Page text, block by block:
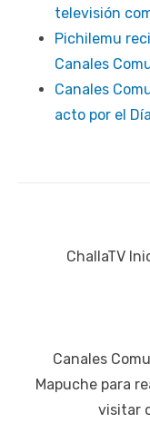
televisión
Pichilemu
Canales
Canales
acto por el
Publicación
ChallaTV
Siguiente
publicación:
Canales
Mapuche para
visitar